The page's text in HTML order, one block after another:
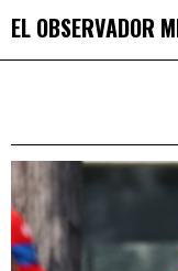
EL OBSERVADOR